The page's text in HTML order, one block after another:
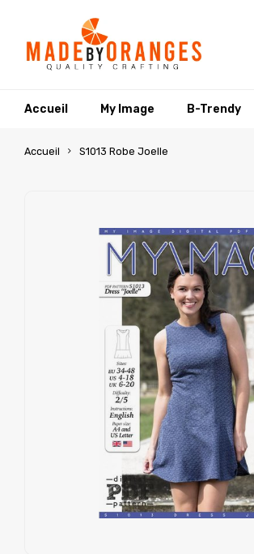
Accueil My Image B-Trendy
Accueil S1013 Robe Joelle